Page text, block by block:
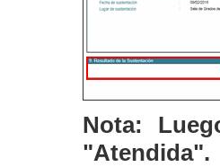
Nota:
"Atendida".